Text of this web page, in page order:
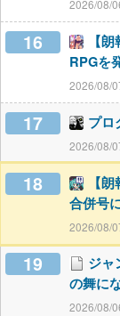
2026/08/
16
【
RPGを
2026/08/
17 プロ
2026/08/
18
【
合併号
2026/08/
19
ジャ
の舞に
2026/08/